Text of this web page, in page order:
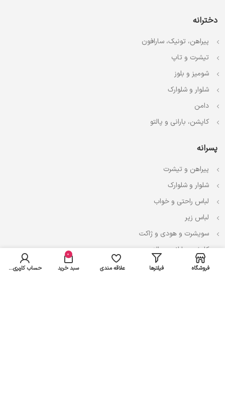
دخترانه
پیراهن، تونیک، سارافون
تیشرت و تاپ
شومیز و بلوز
شلوار و شلوارک
دامن
کاپشن، بارانی و پالتو
پسرانه
پیراهن و تیشرت
شلوار و شلوارک
لباس راحتی و خواب
لباس زیر
سویشرت و هودی و ژاکت
کاپشن، بارانی و پالتو
فروشگاه فیلترها علاقه مندی
0
سبد خرید حساب کاربری من